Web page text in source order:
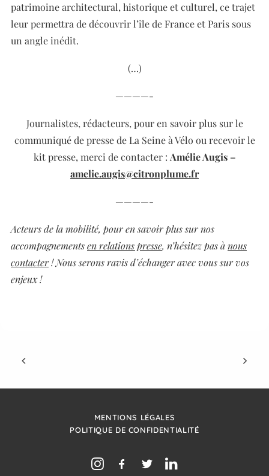
patrimoine architectural, historique et culturel, ce trajet
leur permettra de découvrir l’île de France et Paris sous
un angle inédit.
(…)
————-
Journalistes, rédacteurs, pour en savoir plus sur le
communiqué de presse de La Seine à Vélo ou recevoir le
kit presse, merci de contacter : AmélieAugis –
amelie.augis@citronplume.fr
————-
Acteurs de la mobilité, pour en savoir plus sur nos
accompagnementsen relations presse, n’hésitez pas ànous
contacter! Nous serons ravis d’échanger avec vous sur vos
enjeux !
MENTIONS LÉGALES
POLITIQUE DE CONFIDENTIALITÉ